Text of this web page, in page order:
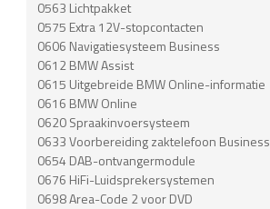
0563 Lichtpakket
0575 Extra 12V-stopcontacten
0606 Navigatiesysteem Business
0612 BMW Assist
0615 Uitgebreide BMW Online-informatie
0616 BMW Online
0620 Spraakinvoersysteem
0633 Voorbereiding zaktelefoon Business
0654 DAB-ontvangermodule
0676 HiFi-Luidsprekersystemen
0698 Area-Code 2 voor DVD